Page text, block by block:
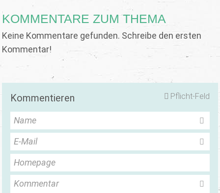
KOMMENTARE ZUM THEMA
Keine Kommentare gefunden. Schreibe den ersten
Kommentar!
Pflicht-Feld
Kommentieren
Name
E-Mail
Homepage
Kommentar